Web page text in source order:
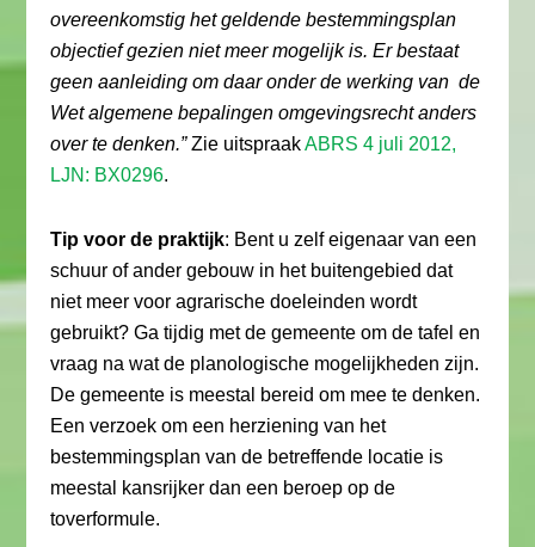
overeenkomstig het geldende bestemmingsplan
objectief gezien niet meer mogelijk is. Er bestaat
geen aanleiding om daar onder de werking van de
Wet algemene bepalingen omgevingsrecht anders
over te denken.”Zie uitspraakABRS 4 juli 2012,
LJN: BX0296.
Tip voor de praktijk: Bent u zelf eigenaar van een
schuur of ander gebouw in het buitengebied dat
niet meer voor agrarische doeleinden wordt
gebruikt? Ga tijdig met de gemeente om de tafel en
vraag na wat de planologische mogelijkheden zijn.
De gemeente is meestal bereid om mee te denken.
Een verzoek om een herziening van het
bestemmingsplan van de betreffende locatie is
meestal kansrijker dan een beroep op de
toverformule.